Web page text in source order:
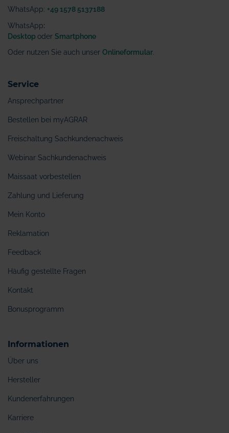
WhatsApp: +49 1578 5137188
WhatsApp:
Desktop oder Smartphone
Oder nutzen Sie auch unser Onlineformular
Service
Ansprechpartner
Bestellen bei myAGRAR
Freischaltung Sachkundenachweis
Webinar Sachkundenachweis
Maissaat vorbestellen
Zahlung und Lieferung
Mein Konto
Reklamation
Feedback
Häufig gestellte Fragen
Kontakt
Bonusprogramm
Informationen
Über uns
Hersteller
Kundenerfahrungen
Karriere